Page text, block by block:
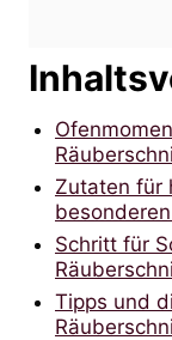
Zutaten für
Schritt für
Tipps und